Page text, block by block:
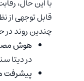
قابل توجهی از
چندین روند
هوش
در دیتا
پیشرفت